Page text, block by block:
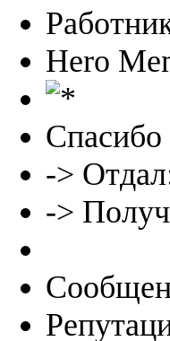
Hero
Спасибо
->
->